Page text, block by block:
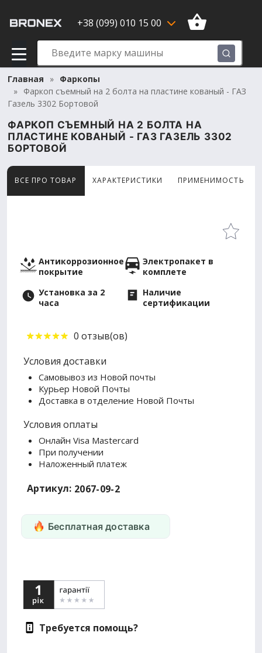
+38 (099) 010 15 00
Главная
Фаркопы
Фаркоп съемный на 2 болта на пластине кованый - ГАЗ
Газель 3302 Бортовой
ФАРКОП СЪЕМНЫЙ НА 2 БОЛТА НА
ПЛАСТИНЕ КОВАНЫЙ - ГАЗ ГАЗЕЛЬ 3302
БОРТОВОЙ
ВСЕ ПРО ТОВАР ХАРАКТЕРИСТИКИ ПРИМЕНИМОСТЬ
Товар просматривают сейчас 6 человек
Антикоррозионное
покрытие
Электропакет в
комплете
Установка за 2
часа
Наличие
сертификации
0 отзыв(ов)
Условия доставки
Самовывоз из Новой почты
Курьер Новой Почты
Доставка в отделение Новой Почты
Условия оплаты
Онлайн Visa Mastercard
При получении
Наложенный платеж
Артикул: 2067-09-2
Бесплатная доставка
Требуется помощь?